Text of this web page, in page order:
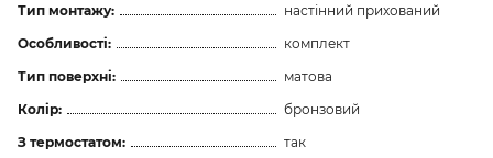
Тип монтажу:
настінний прихований
Особливості:
комплект
Тип поверхні:
матова
Колір:
бронзовий
З термостатом:
так